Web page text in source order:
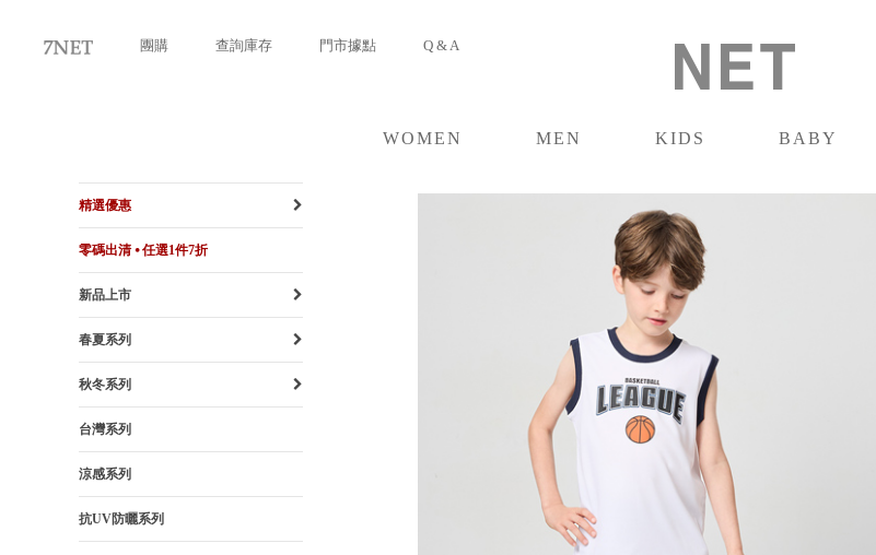
團購 查詢庫存 門市據點 Q & A
WOMEN
MEN
KIDS
BABY
精選優惠
零碼出清 ⦁ 任選1件7折
新品上市
春夏系列
秋冬系列
台灣系列
涼感系列
抗UV防曬系列